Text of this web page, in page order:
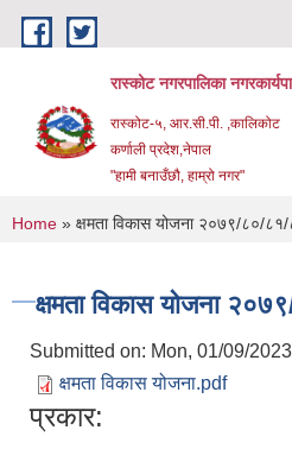
Skip to main content
रास्कोट नगरपालिका
रास्कोट-५, आर.सी.पी. ,कालिकोट
कर्णाली प्रदेश,नेपाल
"हामी बनाउँछौ, हाम्रो नगर"
You are here
Home » क्षमता विकास योजना २०७९/८०/
क्षमता विकास योजना
Submitted on: Mon, 01/09/
क्षमता विकास योजना.pdf
प्रकार: